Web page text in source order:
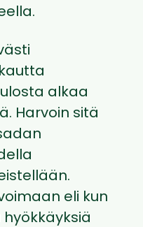
alkaa
Harvoin sitä
eli kun